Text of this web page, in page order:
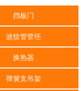
挡板门
波纹管管坯
换热器
弹簧支吊架